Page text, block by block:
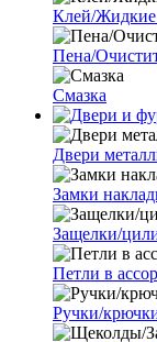
Клей/Жидкие
Пена/
Смазка
Двери
Замки
Защелки/
Петли в
Ручки/